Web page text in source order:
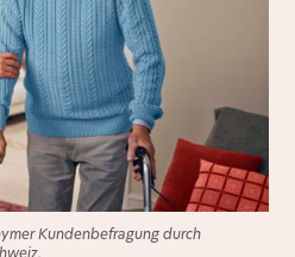
Kundenbefragung durch